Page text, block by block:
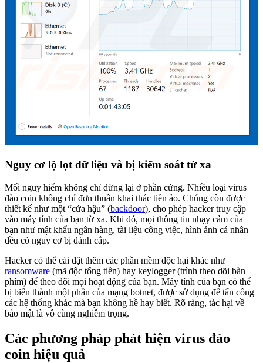
Nguy cơ lộ lọt dữ liệu và bị kiểm soát từ xa
Mối nguy hiểm không chỉ dừng lại ở phần cứng. Nhiều loại virus
đào coin không chỉ đơn thuần khai thác tiền ảo. Chúng còn được
thiết kế như một “cửa hậu” (backdoor), cho phép hacker truy cập
vào máy tính của bạn từ xa. Khi đó, mọi thông tin nhạy cảm của
bạn như mật khẩu ngân hàng, tài liệu công việc, hình ảnh cá nhân
đều có nguy cơ bị đánh cắp.
Hacker có thể cài đặt thêm các phần mềm độc hại khác như
ransomware (mã độc tống tiền) hay keylogger (trình theo dõi bàn
phím) để theo dõi mọi hoạt động của bạn. Máy tính của bạn có thể
bị biến thành một phần của mạng botnet, được sử dụng để tấn công
các hệ thống khác mà bạn không hề hay biết. Rõ ràng, tác hại về
bảo mật là vô cùng nghiêm trọng.
Các phương pháp phát hiện virus đào
coin hiệu quả